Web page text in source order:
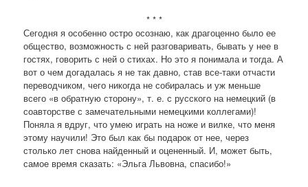
* * *
Сегодня я особенно остро осознаю, как драгоценно было ее
общество, возможность с ней разговаривать, бывать у нее в
гостях, говорить с ней о стихах. Но это я понимала и тогда. А
вот о чем догадалась я не так давно, став все-таки отчасти
переводчиком, чего никогда не собиралась и уж меньше
всего «в обратную сторону», т. е. с русского на немецкий (в
соавторстве с замечательными немецкими коллегами)!
Поняла я вдруг, что умею играть на ноже и вилке, что меня
этому научили! Это был как бы подарок от нее, через
столько лет снова найденный и оцененный. И, может быть,
самое время сказать: «Эльга Львовна, спасибо!»